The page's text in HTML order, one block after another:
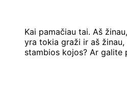
Kai pamačiau tai. Aš
yra tokia graži ir aš
stambios kojos? Ar galite